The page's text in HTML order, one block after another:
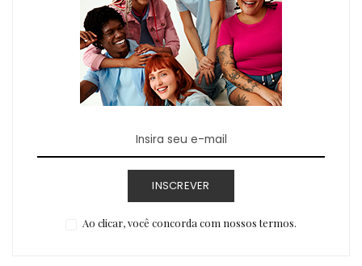
INSCREVER
Ao clicar, você concorda com nossos termos.